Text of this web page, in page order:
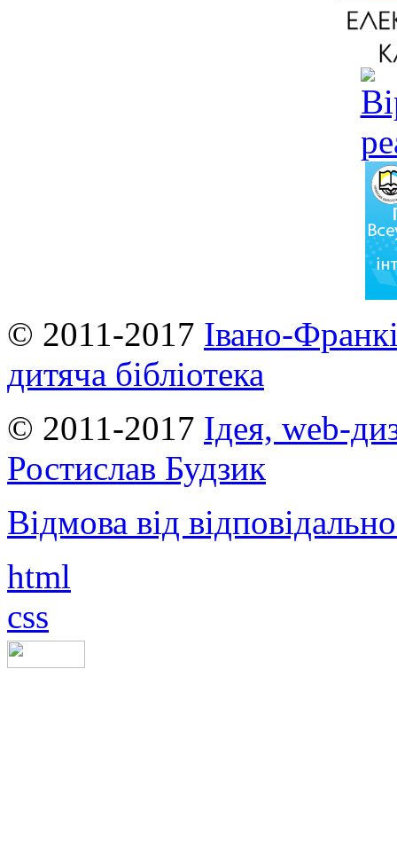
© 2011-2017 Івано-
дитяча бібліотека
© 2011-2017 Ідея, web-
Ростислав Будзик
Відмова від
html
css